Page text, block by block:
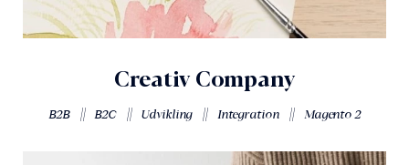
Creativ Company
B2B || B2C || Udvikling || Integration || Magento 2